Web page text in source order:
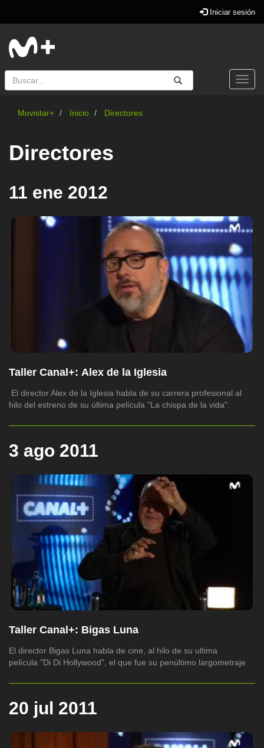
Iniciar sesión
Buscar Enviar
Buscar
Movistar+ Inicio Directores
Directores
11 ene 2012
Taller Canal+: Alex de la Iglesia
El director Alex de la Iglesia habla de su carrera profesional al
hilo del estreno de su última película "La chispa de la vida".
3 ago 2011
Taller Canal+: Bigas Luna
El director Bigas Luna habla de cine, al hilo de su ultima
película "Di Di Hollywood", el que fue su penúltimo largometraje
20 jul 2011